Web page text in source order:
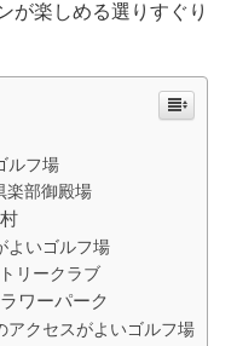
が楽しめる選りすぐり
ルフ場
楽部御殿場
よいゴルフ場
リークラブ
ワーパーク
アクセスがよいゴルフ場